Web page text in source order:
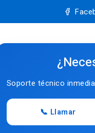
Soporte técnico
📞 Llamar